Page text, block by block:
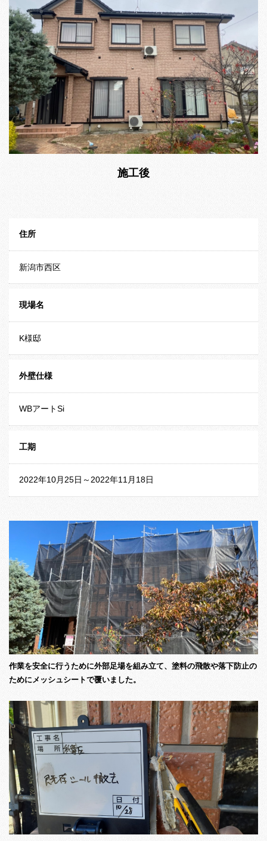
施工後
住所
新潟市西区
現場名
K様邸
外壁仕様
WBアートSi
工期
2022年10月25日～2022年11月18日
作業を安全に行うために外部足場を組み立て、塗料の飛散や落下防止の
ためにメッシュシートで覆いました。